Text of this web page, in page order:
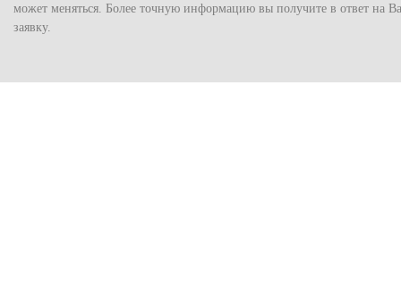
может меняться. Более точную информацию вы получите в ответ на
заявку.